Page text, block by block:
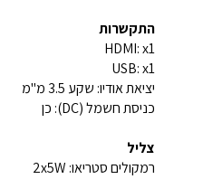
התקשרות
HDMI: ‎x1‎
USB: ‎x1‎
יציאת אודיו: שקע ‎3.5‎ מ"מ
כניסת חשמל (DC): כן
צליל
רמקולים סטריאו: ‎2x5W‎